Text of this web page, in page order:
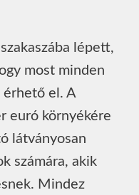
lépett,
most minden
érhető el. A
euró környékére
látványosan
számára, akik
Mindez